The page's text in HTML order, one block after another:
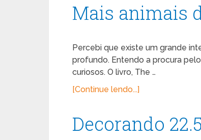
Mais animais
Percebi que existe um grande
profundo. Entendo a procura
curiosos. O livro, The …
[Continue lendo...]
Decorando